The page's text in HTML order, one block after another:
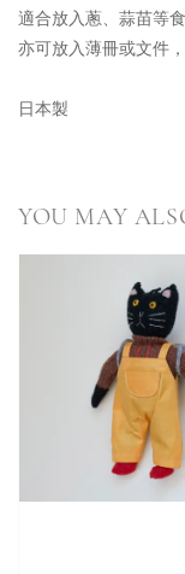
適合放入蔥、蒜苗等
亦可放入薄冊或文件
日本製
YOU MAY